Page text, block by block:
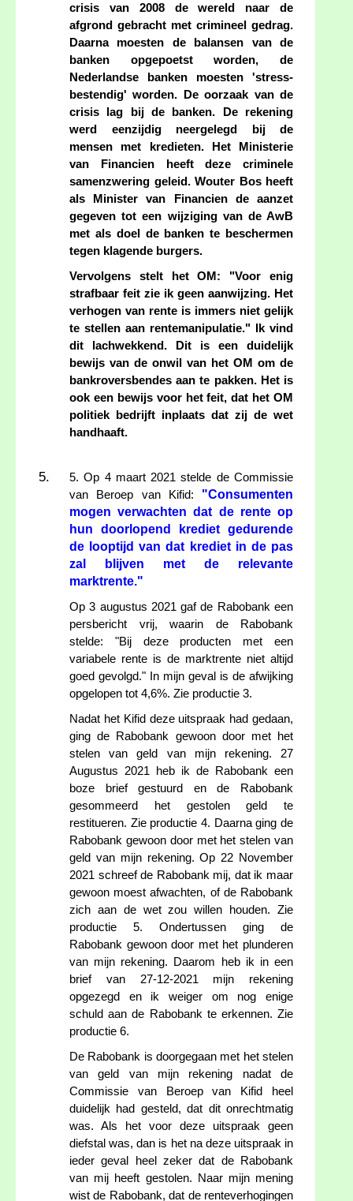
crisis van 2008 de wereld naar de
afgrond gebracht met crimineel gedrag.
Daarna moesten de balansen van de
banken opgepoetst worden, de
Nederlandse banken moesten 'stress-
bestendig' worden. De oorzaak van de
crisis lag bij de banken. De rekening
werd eenzijdig neergelegd bij de
mensen met kredieten. Het Ministerie
van Financien heeft deze criminele
samenzwering geleid. Wouter Bos heeft
als Minister van Financien de aanzet
gegeven tot een wijziging van de AwB
met als doel de banken te beschermen
tegen klagende burgers.
Vervolgens stelt het OM: "Voor enig
strafbaar feit zie ik geen aanwijzing. Het
verhogen van rente is immers niet gelijk
te stellen aan rentemanipulatie." Ik vind
dit lachwekkend. Dit is een duidelijk
bewijs van de onwil van het OM om de
bankroversbendes aan te pakken. Het is
ook een bewijs voor het feit, dat het OM
politiek bedrijft inplaats dat zij de wet
handhaaft.
5. Op 4 maart 2021 stelde de Commissie
van Beroep van Kifid: "Consumenten
mogen verwachten dat de rente op
hun doorlopend krediet gedurende
de looptijd van dat krediet in de pas
zal blijven met de relevante
marktrente."
Op 3 augustus 2021 gaf de Rabobank een
persbericht vrij, waarin de Rabobank
stelde: "Bij deze producten met een
variabele rente is de marktrente niet altijd
goed gevolgd." In mijn geval is de afwijking
opgelopen tot 4,6%. Zie productie 3.
Nadat het Kifid deze uitspraak had gedaan,
ging de Rabobank gewoon door met het
stelen van geld van mijn rekening. 27
Augustus 2021 heb ik de Rabobank een
boze brief gestuurd en de Rabobank
gesommeerd het gestolen geld te
restitueren. Zie productie 4. Daarna ging de
Rabobank gewoon door met het stelen van
geld van mijn rekening. Op 22 November
2021 schreef de Rabobank mij, dat ik maar
gewoon moest afwachten, of de Rabobank
zich aan de wet zou willen houden. Zie
productie 5. Ondertussen ging de
Rabobank gewoon door met het plunderen
van mijn rekening. Daarom heb ik in een
brief van 27-12-2021 mijn rekening
opgezegd en ik weiger om nog enige
schuld aan de Rabobank te erkennen. Zie
productie 6.
De Rabobank is doorgegaan met het stelen
van geld van mijn rekening nadat de
Commissie van Beroep van Kifid heel
duidelijk had gesteld, dat dit onrechtmatig
was. Als het voor deze uitspraak geen
diefstal was, dan is het na deze uitspraak in
ieder geval heel zeker dat de Rabobank
van mij heeft gestolen. Naar mijn mening
wist de Rabobank, dat de renteverhogingen